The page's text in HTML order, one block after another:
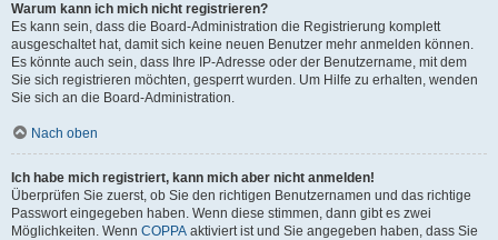
Warum kann ich mich nicht registrieren?
Es kann sein, dass die Board-Administration die Registrierung komplett
ausgeschaltet hat, damit sich keine neuen Benutzer mehr anmelden können.
Es könnte auch sein, dass Ihre IP-Adresse oder der Benutzername, mit dem
Sie sich registrieren möchten, gesperrt wurden. Um Hilfe zu erhalten, wenden
Sie sich an die Board-Administration.
Nach oben
Ich habe mich registriert, kann mich aber nicht anmelden!
Überprüfen Sie zuerst, ob Sie den richtigen Benutzernamen und das richtige
Passwort eingegeben haben. Wenn diese stimmen, dann gibt es zwei
Möglichkeiten. Wenn COPPA aktiviert ist und Sie angegeben haben, dass Sie